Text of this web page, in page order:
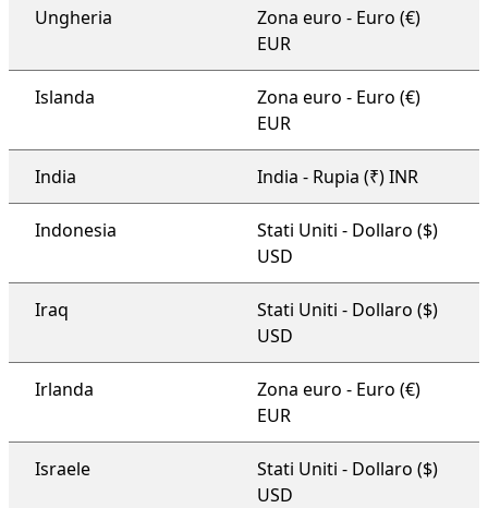
Ungheria
Zona euro - Euro (€)
EUR
Islanda
Zona euro - Euro (€)
EUR
India India - Rupia (₹) INR
Indonesia
Stati Uniti - Dollaro ($)
USD
Iraq
Stati Uniti - Dollaro ($)
USD
Irlanda
Zona euro - Euro (€)
EUR
Israele
Stati Uniti - Dollaro ($)
USD